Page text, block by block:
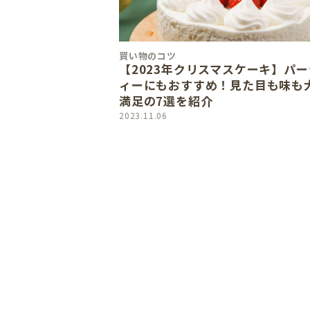
買い物のコツ
【2023年クリスマスケーキ】パ
ィーにもおすすめ！見た目も味も
満足の7選を紹介
2023.11.06